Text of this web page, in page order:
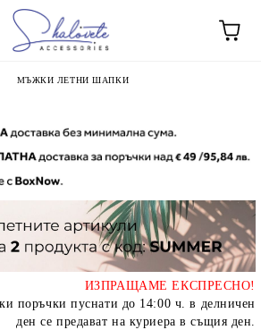
МЪЖКИ ЛЕТНИ ШАПКИ
ИЗПРАЩАМЕ ЕКСПРЕСНО!
поръчки пуснати до 14:00 ч. в делничен
ден се предават на куриера в същия ден.